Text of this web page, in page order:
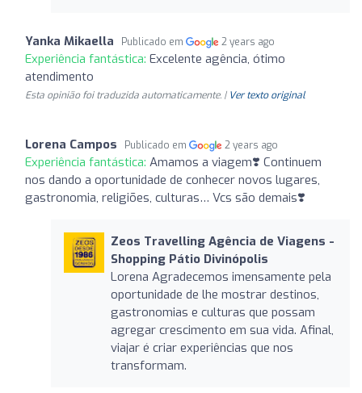
Yanka Mikaella Publicado em 2 years ago
Experiência fantástica: Excelente agência, ótimo
atendimento
Esta opinião foi traduzida automaticamente. | Ver texto original
Lorena Campos Publicado em 2 years ago
Experiência fantástica: Amamos a viagem❣️ Continuem
nos dando a oportunidade de conhecer novos lugares,
gastronomia, religiões, culturas… Vcs são demais❣️
Zeos Travelling Agência de Viagens -
Shopping Pátio Divinópolis
Lorena Agradecemos imensamente pela
oportunidade de lhe mostrar destinos,
gastronomias e culturas que possam
agregar crescimento em sua vida. Afinal,
viajar é criar experiências que nos
transformam.